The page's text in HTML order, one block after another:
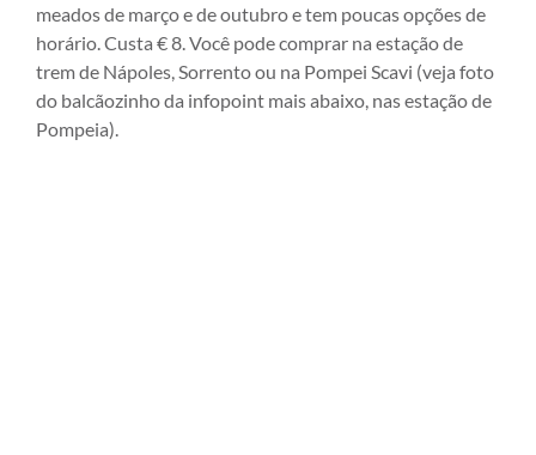
meados de março e de outubro e tem poucas opções de
horário. Custa € 8. Você pode comprar na estação de
trem de Nápoles, Sorrento ou na Pompei Scavi (veja foto
do balcãozinho da infopoint mais abaixo, nas estação de
Pompeia).